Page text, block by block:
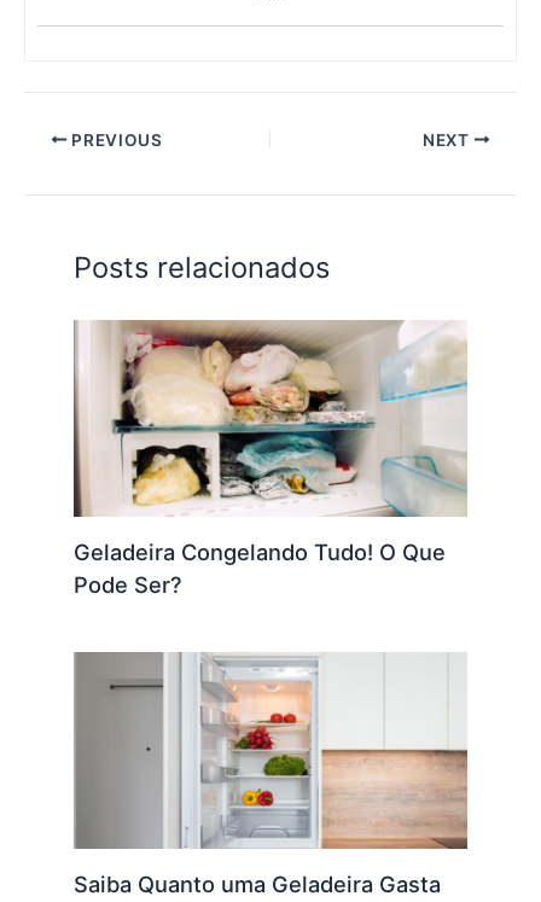
PREVIOUS NEXT
Posts relacionados
Geladeira Congelando Tudo! O Que
Pode Ser?
Saiba Quanto uma Geladeira Gasta